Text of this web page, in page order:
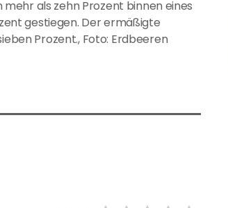
als zehn Prozent binnen eines
gestiegen. Der ermäßigte
Prozent., Foto: Erdbeeren